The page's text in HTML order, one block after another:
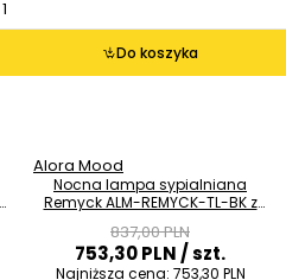
Do koszyka
Alora Mood
Nocna lampa sypialniana
Remyck ALM-REMYCK-TL-BK z
837,00 PLN
753,30 PLN/ szt.
Najniższa cena: 753,30 PLN